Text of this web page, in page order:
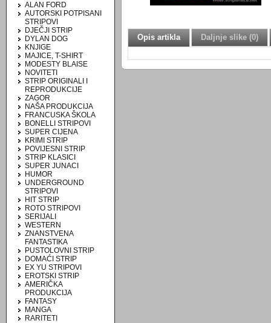
ALAN FORD
AUTORSKI POTPISANI
STRIPOVI
DJEČJI STRIP
DYLAN DOG
KNJIGE
MAJICE, T-SHIRT
MODESTY BLAISE
NOVITETI
STRIP ORIGINALI I
REPRODUKCIJE
ZAGOR
NAŠA PRODUKCIJA
FRANCUSKA ŠKOLA
BONELLI STRIPOVI
SUPER CIJENA
KRIMI STRIP
POVIJESNI STRIP
STRIP KLASICI
SUPER JUNACI
HUMOR
UNDERGROUND
STRIPOVI
HIT STRIP
ROTO STRIPOVI
SERIJALI
WESTERN
ZNANSTVENA
FANTASTIKA
PUSTOLOVNI STRIP
DOMAĆI STRIP
EX YU STRIPOVI
EROTSKI STRIP
AMERIČKA
PRODUKCIJA
FANTASY
MANGA
RARITETI
Opis artikla Daljnje slike (0)